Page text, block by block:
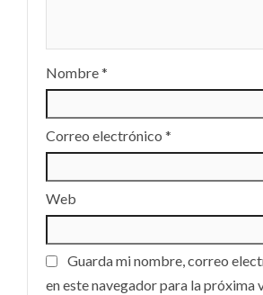
Nombre*
Correo electrónico *
Web
Guarda mi nombre, correo
en este navegador para la próxima